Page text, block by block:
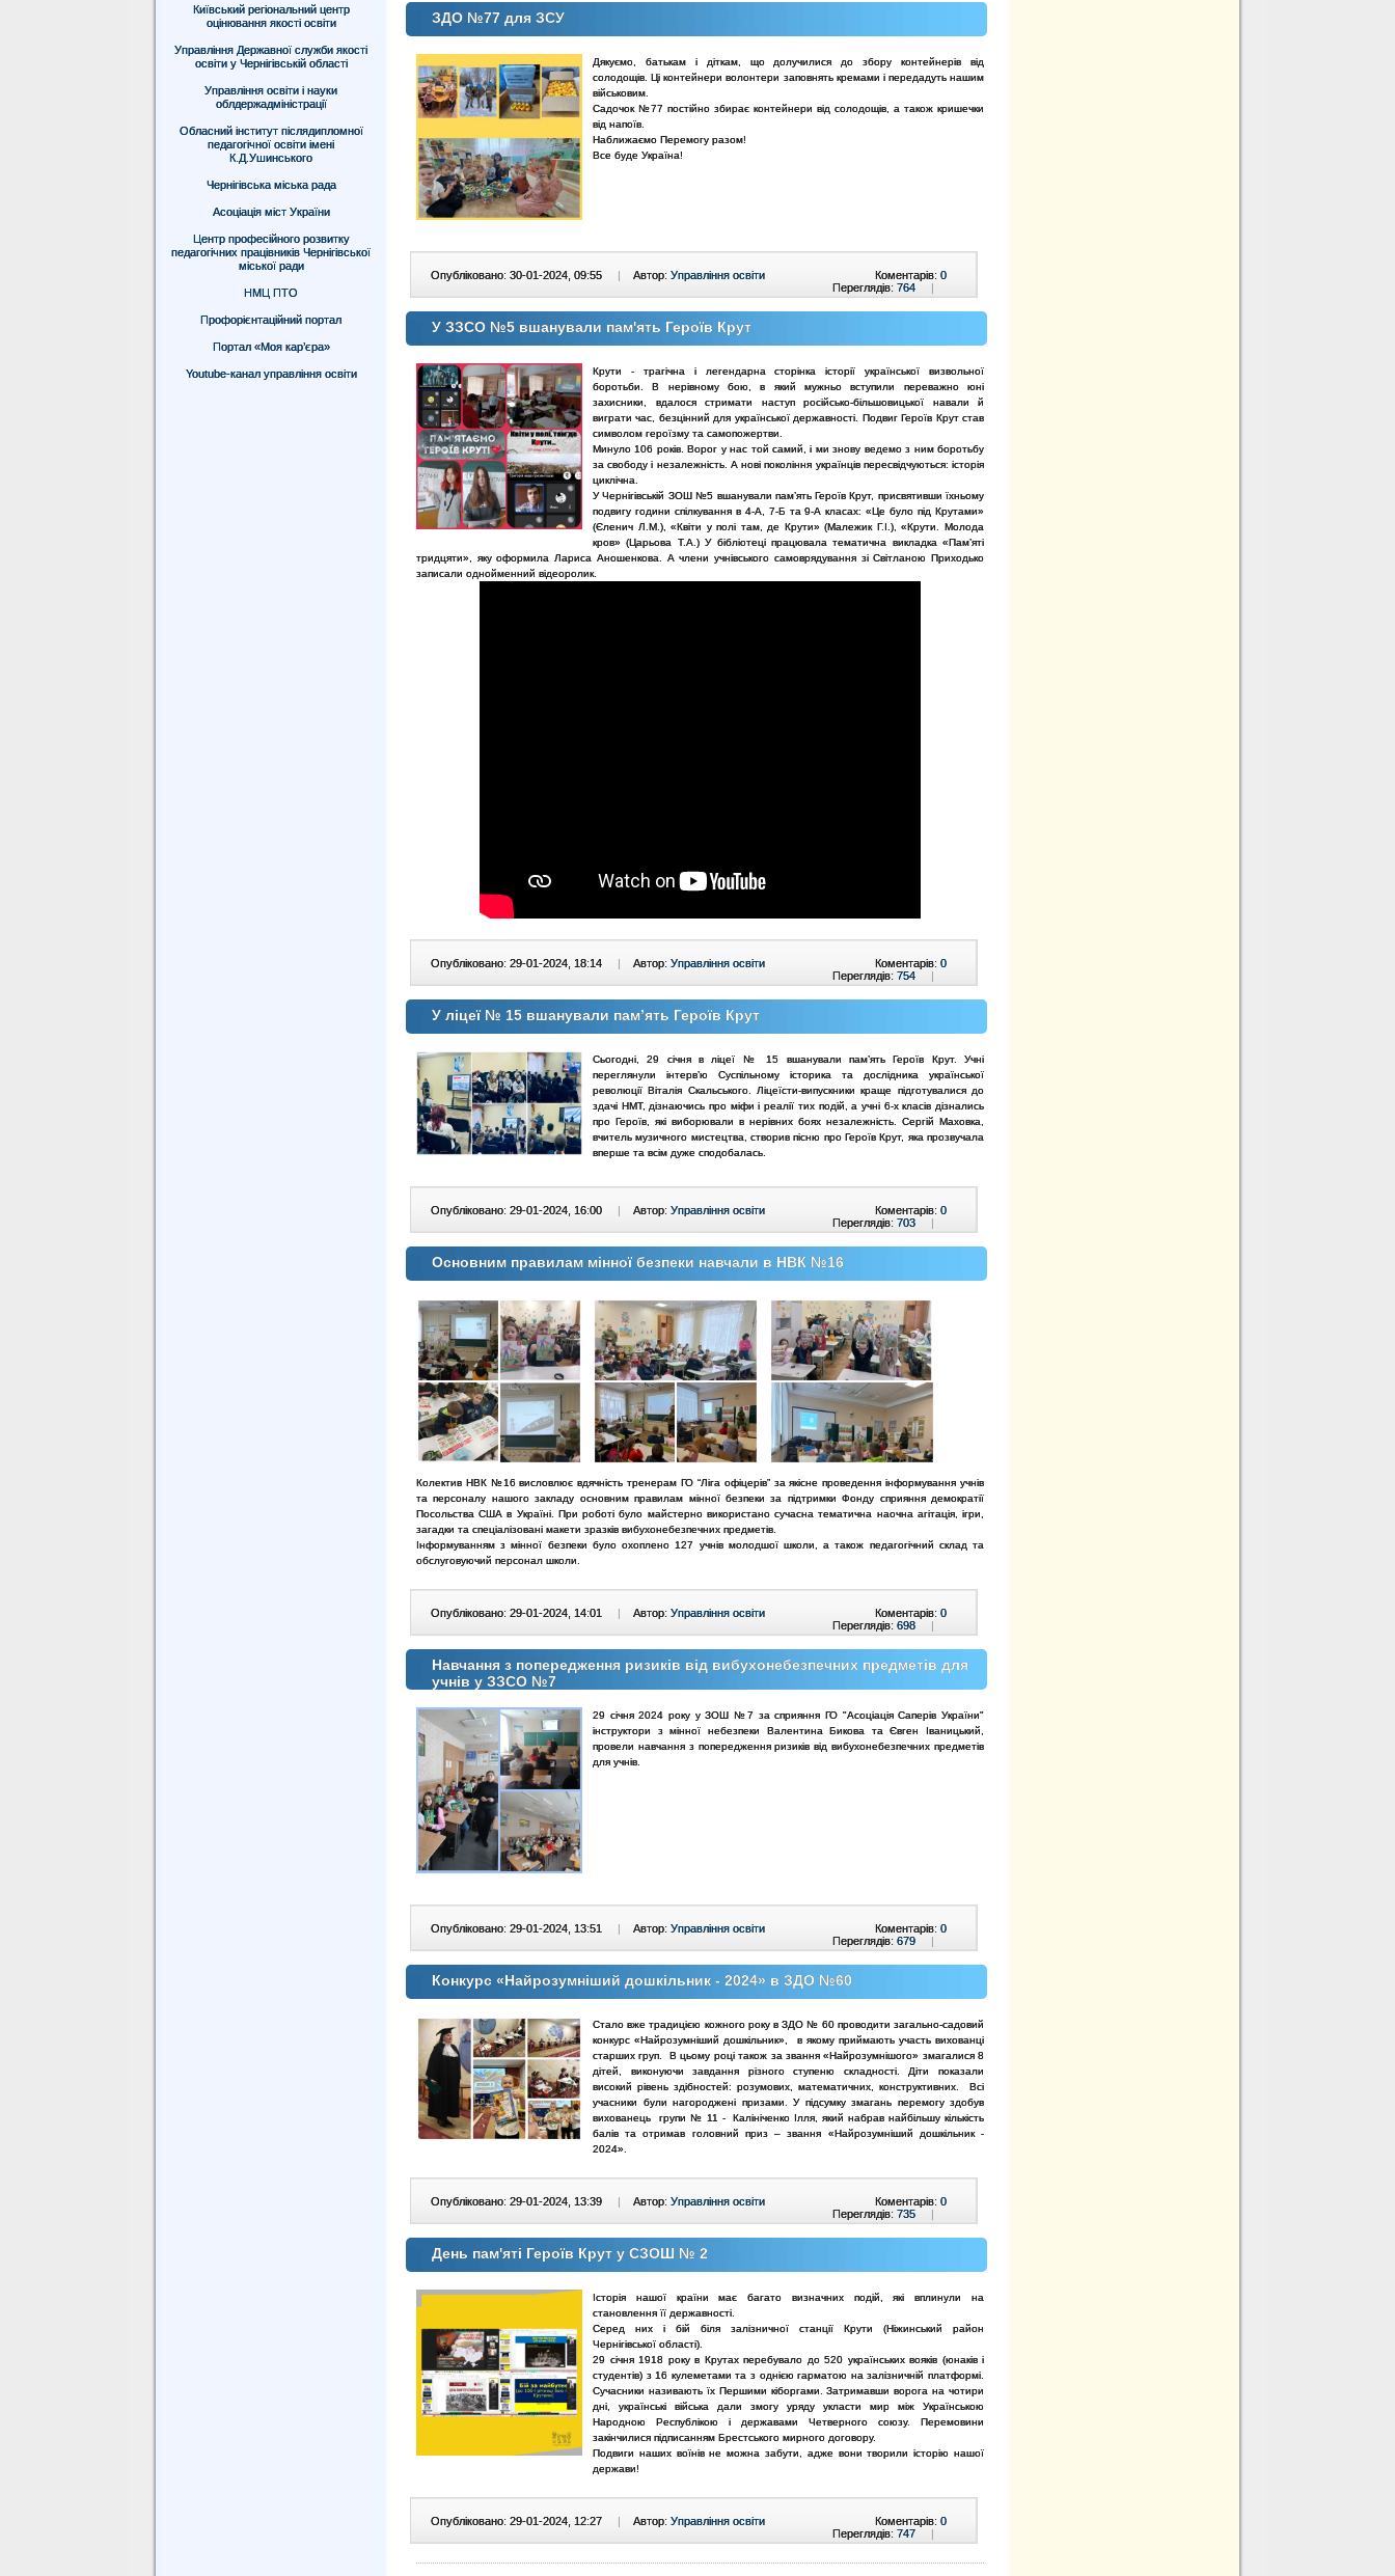
Київський регіональний центр
оцінювання якості освіти
Управління Державної служби якості
освіти у Чернігівській області
Управління освіти і науки
облдержадміністрації
Обласний інститут післядипломної
педагогічної освіти імені
К.Д.Ушинського
Чернігівська міська рада
Асоціація міст України
Центр професійного розвитку
педагогічних працівників Чернігівської
міської ради
НМЦ ПТО
Профорієнтаційний портал
Портал «Моя кар’єра»
Youtube-канал управління освіти
ЗДО №77 для ЗСУ
Дякуємо, батькам і діткам, що долучилися до збору контейнерів від
солодощів. Ці контейнери волонтери заповнять кремами і передадуть нашим
військовим.
Садочок №77 постійно збирає контейнери від солодощів, а також кришечки
від напоїв.
Наближаємо Перемогу разом!
Все буде Україна!
Опубліковано: 30-01-2024, 09:55 | Автор: Управління освіти Коментарів: 0
Переглядів: 764 |
У ЗЗСО №5 вшанували пам'ять Героїв Крут
Крути - трагічна і легендарна сторінка історії української визвольної
боротьби. В нерівному бою, в який мужньо вступили переважно юні
захисники, вдалося стримати наступ російсько-більшовицької навали й
виграти час, безцінний для української державності. Подвиг Героїв Крут став
символом героїзму та самопожертви.
Минуло 106 років. Ворог у нас той самий, і ми знову ведемо з ним боротьбу
за свободу і незалежність. А нові покоління українців пересвідчуються: історія
циклічна.
У Чернігівській ЗОШ №5 вшанували пам’ять Героїв Крут, присвятивши їхньому
подвигу години спілкування в 4-А, 7-Б та 9-А класах: «Це було під Крутами»
(Єленич Л.М.), «Квіти у полі там, де Крути» (Малежик Г.І.), «Крути. Молода
кров» (Царьова Т.А.) У бібліотеці працювала тематична викладка «Пам’яті
тридцяти», яку оформила Лариса Аношенкова. А члени учнівського самоврядування зі Світланою Приходько
записали однойменний відеоролик.
Опубліковано: 29-01-2024, 18:14 | Автор: Управління освіти Коментарів: 0
Переглядів: 754 |
У ліцеї № 15 вшанували пам’ять Героїв Крут
Сьогодні, 29 січня в ліцеї № 15 вшанували пам’ять Героїв Крут. Учні
переглянули інтерв’ю Суспільному історика та дослідника української
революції Віталія Скальського. Ліцеїсти-випускники краще підготувалися до
здачі НМТ, дізнаючись про міфи і реалії тих подій, а учні 6-х класів дізнались
про Героїв, які виборювали в нерівних боях незалежність. Сергій Маховка,
вчитель музичного мистецтва, створив пісню про Героїв Крут, яка прозвучала
вперше та всім дуже сподобалась.
Опубліковано: 29-01-2024, 16:00 | Автор: Управління освіти Коментарів: 0
Переглядів: 703 |
Основним правилам мінної безпеки навчали в НВК №16
Колектив НВК №16 висловлює вдячність тренерам ГО “Ліга офіцерів” за якісне проведення інформування учнів
та персоналу нашого закладу основним правилам мінної безпеки за підтримки Фонду сприяння демократії
Посольства США в Україні. При роботі було майстерно використано сучасна тематична наочна агітація, ігри,
загадки та спеціалізовані макети зразків вибухонебезпечних предметів.
Інформуванням з мінної безпеки було охоплено 127 учнів молодшої школи, а також педагогічний склад та
обслуговуючий персонал школи.
Опубліковано: 29-01-2024, 14:01 | Автор: Управління освіти Коментарів: 0
Переглядів: 698 |
Навчання з попередження ризиків від вибухонебезпечних предметів для
учнів у ЗЗСО №7
29 січня 2024 року у ЗОШ №7 за сприяння ГО "Асоціація Саперів України"
інструктори з мінної небезпеки Валентина Бикова та Євген Іваницький,
провели навчання з попередження ризиків від вибухонебезпечних предметів
для учнів.
Опубліковано: 29-01-2024, 13:51 | Автор: Управління освіти Коментарів: 0
Переглядів: 679 |
Конкурс «Найрозумніший дошкільник - 2024» в ЗДО №60
Стало вже традицією кожного року в ЗДО № 60 проводити загально-садовий
конкурс «Найрозумніший дошкільник», в якому приймають участь вихованці
старших груп. В цьому році також за звання «Найрозумнішого» змагалися 8
дітей, виконуючи завдання різного ступеню складності. Діти показали
високий рівень здібностей: розумових, математичних, конструктивних. Всі
учасники були нагороджені призами. У підсумку змагань перемогу здобув
вихованець групи № 11 - Калініченко Ілля, який набрав найбільшу кількість
балів та отримав головний приз – звання «Найрозумніший дошкільник -
2024».
Опубліковано: 29-01-2024, 13:39 | Автор: Управління освіти Коментарів: 0
Переглядів: 735 |
День пам'яті Героїв Крут у СЗОШ № 2
Історія нашої країни має багато визначних подій, які вплинули на
становлення її державності.
Серед них і бій біля залізничної станції Крути (Ніжинський район
Чернігівської області).
29 січня 1918 року в Крутах перебувало до 520 українських воякiв (юнакiв і
студентiв) з 16 кулеметами та з однією гарматою на залiзничнiй платформi.
Сучасники називають їх Першими кіборгами. Затримавши ворога на чотири
дні, українські війська дали змогу уряду укласти мир між Українською
Народною Республікою і державами Четверного союзу. Перемовини
закінчилися підписанням Брестського мирного договору.
Подвиги наших воїнів не можна забути, адже вони творили історію нашої
держави!
Опубліковано: 29-01-2024, 12:27 | Автор: Управління освіти Коментарів: 0
Переглядів: 747 |